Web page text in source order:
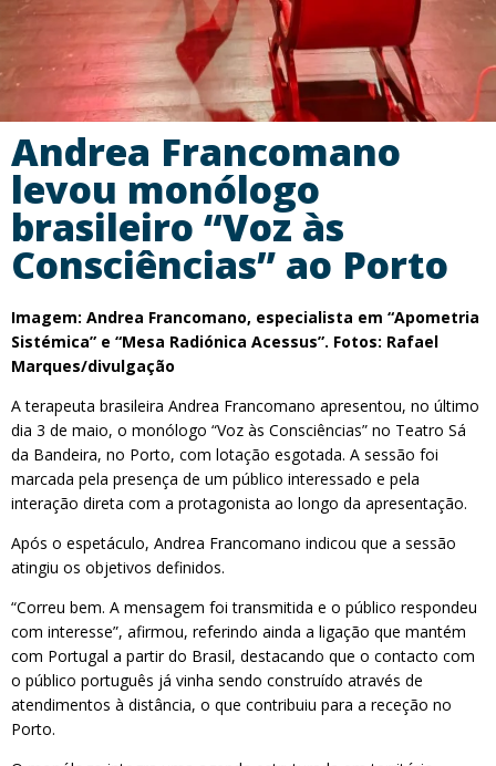
Andrea Francomano
levou monólogo
brasileiro “Voz às
Consciências” ao Porto
Imagem: Andrea Francomano, especialista em “Apometria
Sistémica” e “Mesa Radiónica Acessus”. Fotos: Rafael
Marques/divulgação
A terapeuta brasileira Andrea Francomano apresentou, no último
dia 3 de maio, o monólogo “Voz às Consciências” no Teatro Sá
da Bandeira, no Porto, com lotação esgotada. A sessão foi
marcada pela presença de um público interessado e pela
interação direta com a protagonista ao longo da apresentação.
Após o espetáculo, Andrea Francomano indicou que a sessão
atingiu os objetivos definidos.
“Correu bem. A mensagem foi transmitida e o público respondeu
com interesse”, afirmou, referindo ainda a ligação que mantém
com Portugal a partir do Brasil, destacando que o contacto com
o público português já vinha sendo construído através de
atendimentos à distância, o que contribuiu para a receção no
Porto.